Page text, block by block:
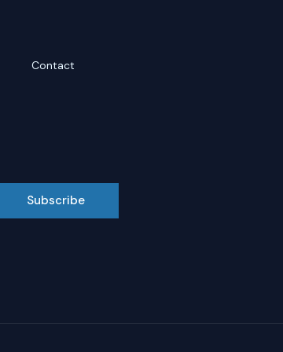
Contact
Subscribe